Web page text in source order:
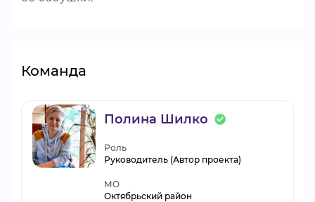
Команда
Полина Шилко
Роль
Руководитель (Автор проекта)
МО
Октябрьский район